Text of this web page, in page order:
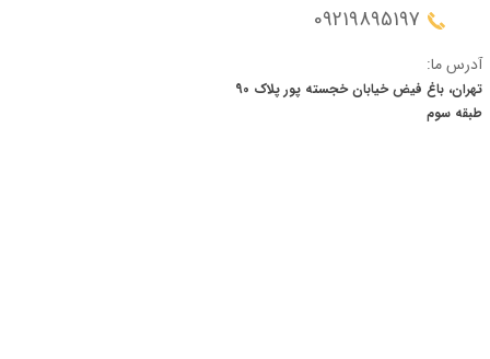
09219895197
آدرس ما:
تهران، باغ فیض خیابان خجسته پور پلاک 90
​​​​​​​طبقه سوم